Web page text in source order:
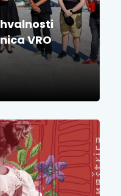
VRO